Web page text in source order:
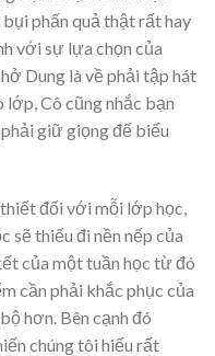
phấn quả thật rất hay
với sự lựa chọn của
Dung là về phải tập hát
lớp, Cô cũng nhắc bạn
giữ giọng để biểu
đối với mỗi lớp học,
sẽ thiếu đi nền nếp của
của một tuần học từ đó
cần phải khắc phục của
hơn. Bên cạnh đó
chúng tôi hiểu rất